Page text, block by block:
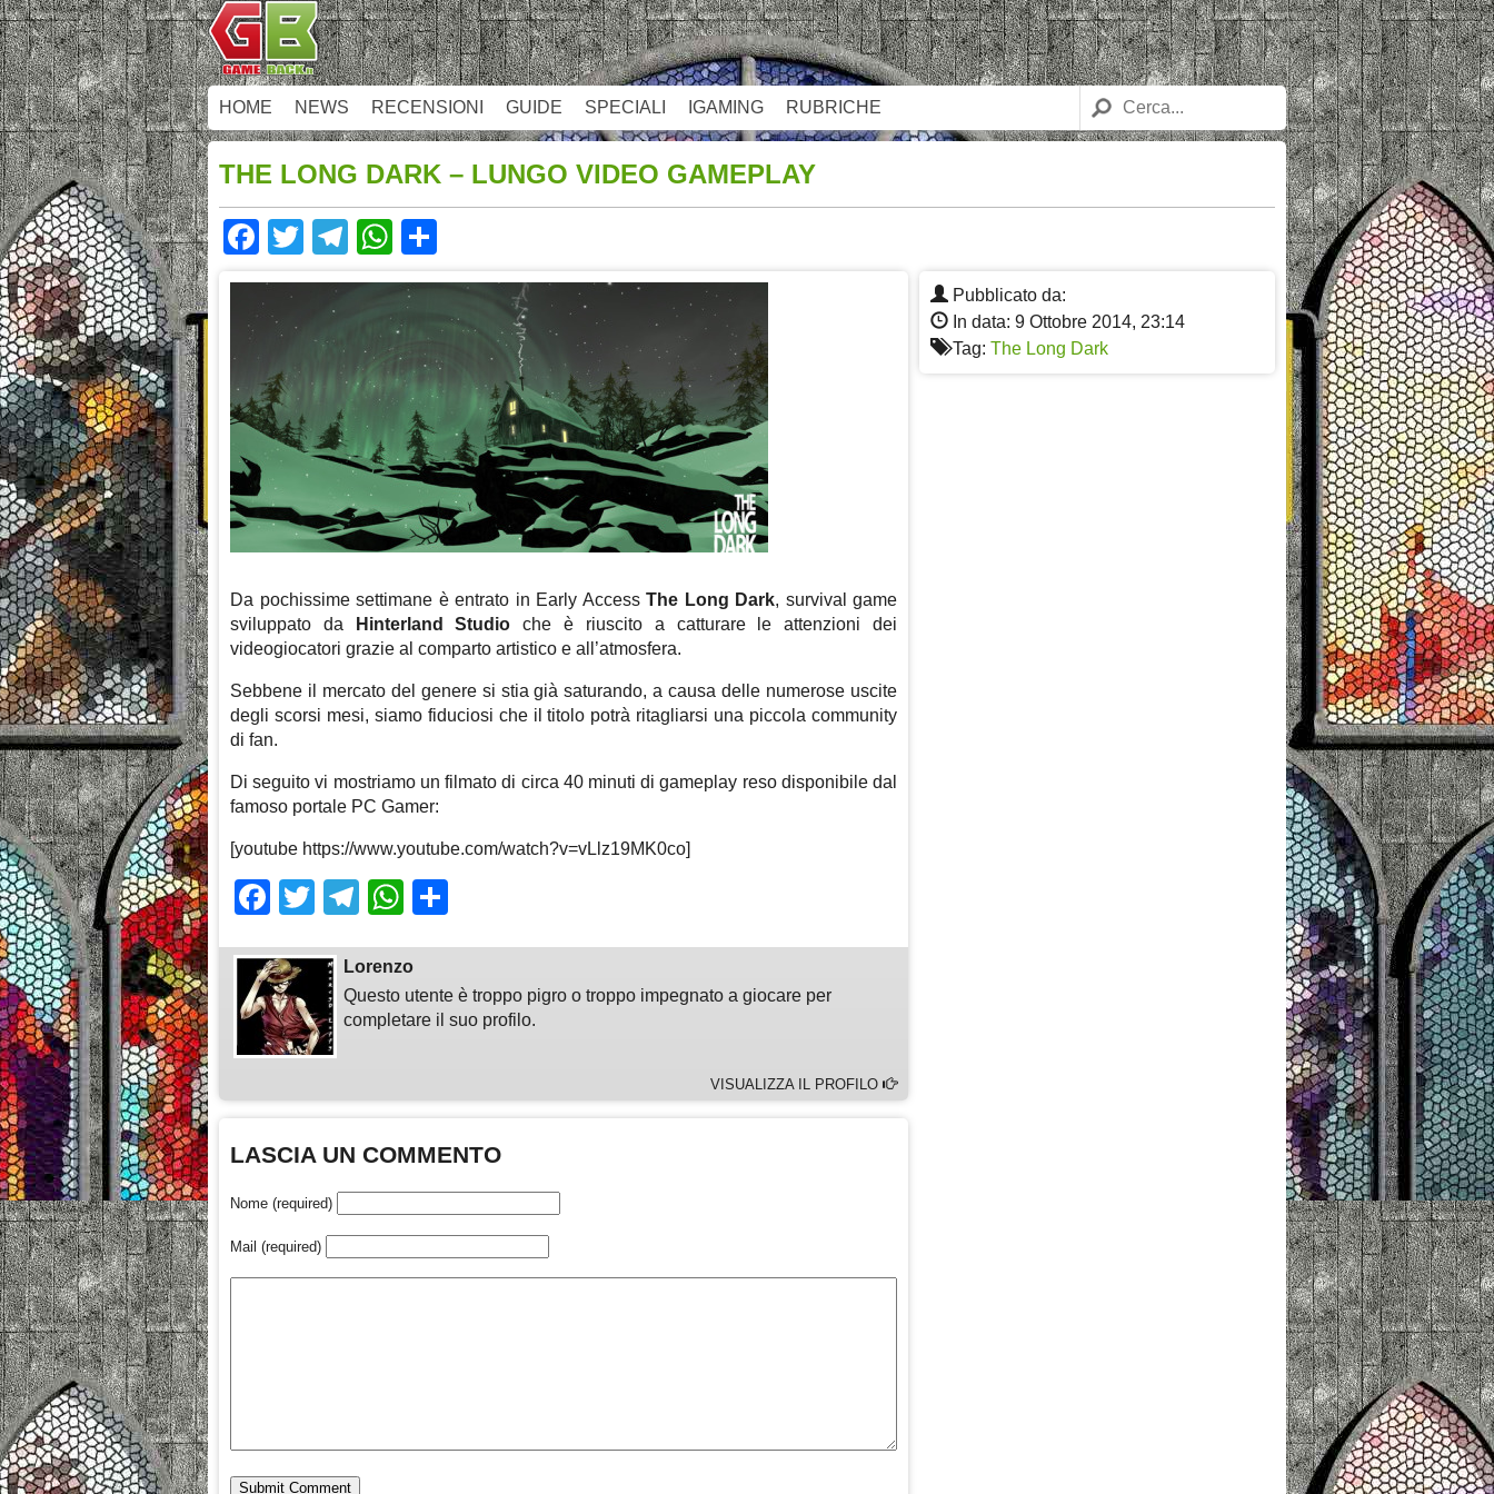
HOME NEWS RECENSIONI GUIDE SPECIALI IGAMING RUBRICHE
THE LONG DARK – LUNGO VIDEO GAMEPLAY
Facebook
TwitterTelegram
WhatsApp
Pubblicato da:
In data: 9 Ottobre 2014, 23:14
Tag: The Long Dark
Da pochissime settimane è entrato in Early Access The Long Dark, survival game
sviluppato da
Hinterland Studio che è riuscito a catturare le attenzioni dei
videogiocatori grazie al comparto artistico e all’atmosfera.
Sebbene il mercato del genere si stia già saturando, a causa delle numerose uscite
degli scorsi mesi, siamo fiduciosi che il titolo potrà ritagliarsi una piccola community
di fan.
Di seguito vi mostriamo un filmato di circa 40 minuti di gameplay reso disponibile dal
famoso portale PC Gamer:
[youtube https://www.youtube.com/watch?v=vLlz19MK0co]
Facebook
TwitterTelegram
WhatsApp
Lorenzo
Questo utente è troppo pigro o troppo impegnato a giocare per
completare il suo profilo.
VISUALIZZA IL PROFILO
LASCIA UN COMMENTO
Nome (required)
Mail (required)